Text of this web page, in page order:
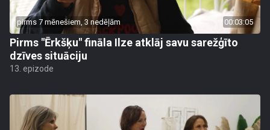
pirms 7 mēnešiem, 3 nedēļām 00:03:05
Pirms "Ērkšķu" fināla Ilze atklāj savu sarežģīto
dzīves situāciju
13. epizode